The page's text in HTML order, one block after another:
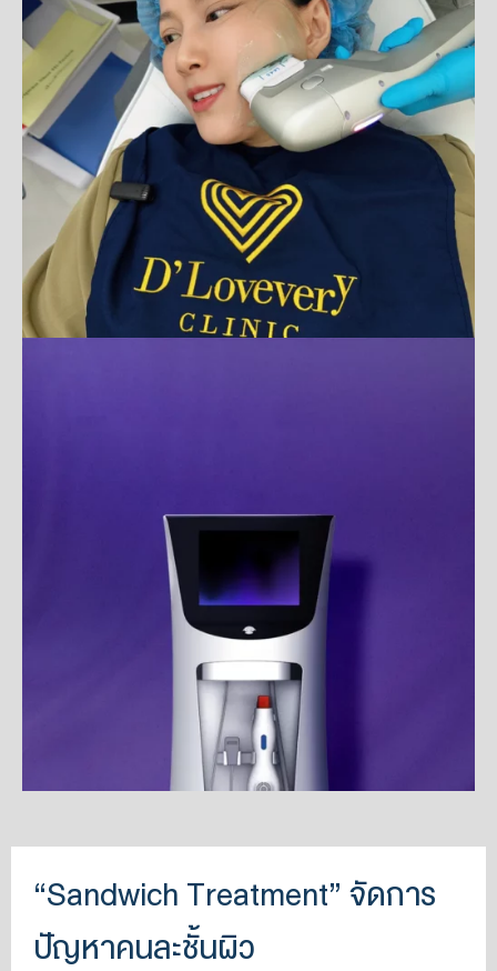
“Sandwich Treatment” จัดการ
ปัญหาคนละชั้นผิว